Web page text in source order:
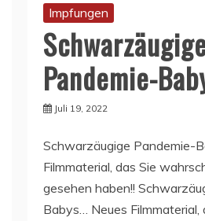
Impfungen
Pandemie-
Juli 19, 2022
Schwarzäugige Pandemie-
Filmmaterial, das Sie
gesehen haben!!
Babys… Neues Filmmaterial,